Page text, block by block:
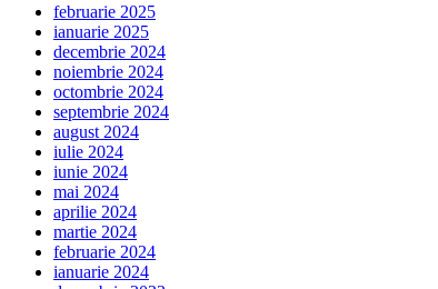
februarie 2025
ianuarie 2025
decembrie 2024
noiembrie 2024
octombrie 2024
septembrie 2024
august 2024
iulie 2024
iunie 2024
mai 2024
aprilie 2024
martie 2024
februarie 2024
ianuarie 2024